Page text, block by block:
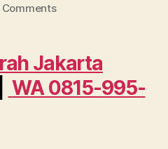
Commentson
Murah
Jakarta
dekat
Bangka
Jakarta
WA 0815-995-